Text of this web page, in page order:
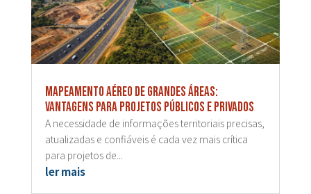
Mapeamento aéreo de grandes áreas:
vantagens para projetos públicos e privados
A necessidade de informações territoriais precisas,
atualizadas e confiáveis é cada vez mais crítica
para projetos de...
ler mais